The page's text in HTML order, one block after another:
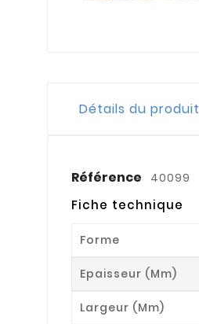
Détails du produit
Référence 40099
Fiche technique
Forme
Epaisseur (mm)
Largeur (mm)